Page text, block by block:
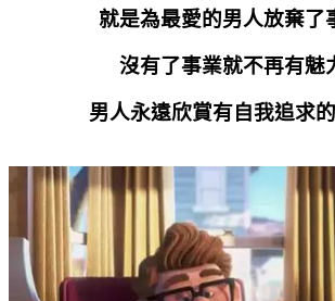
就是為最愛的男人放棄了
沒有了事業就不再有魅
男人永遠欣賞有自我追求